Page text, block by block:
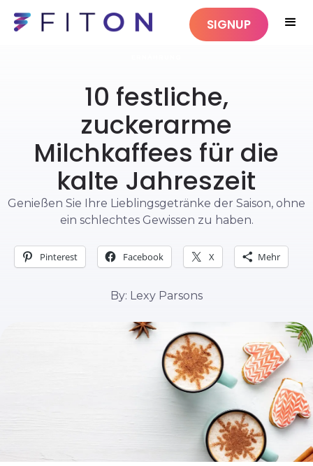
SIGNUP
10 festliche,
zuckerarme
Milchkaffees für die
kalte Jahreszeit
Genießen Sie Ihre Lieblingsgetränke der Saison, ohne
ein schlechtes Gewissen zu haben.
Pinterest Facebook X Mehr
By: Lexy Parsons